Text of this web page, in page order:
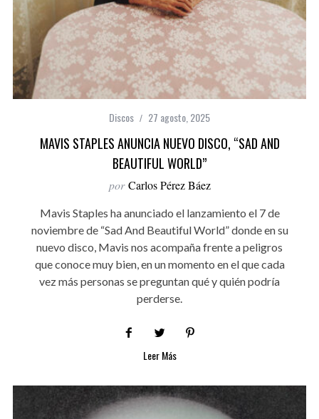
Discos 27 agosto, 2025
MAVIS STAPLES ANUNCIA NUEVO DISCO, “SAD AND
BEAUTIFUL WORLD”
por Carlos Pérez Báez
Mavis Staples ha anunciado el lanzamiento el 7 de
noviembre de “Sad And Beautiful World” donde en su
nuevo disco, Mavis nos acompaña frente a peligros
que conoce muy bien, en un momento en el que cada
vez más personas se preguntan qué y quién podría
perderse.
Leer Más